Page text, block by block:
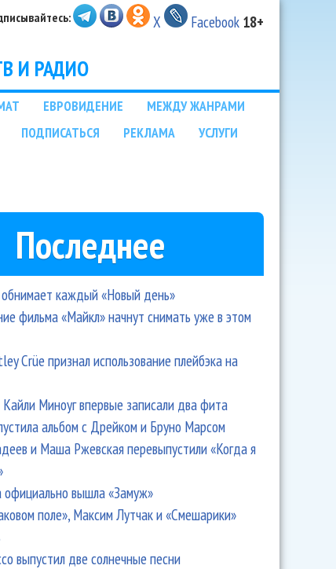
X Facebook 18+
И РАДИО
ЕВРОВИДЕНИЕ
МЕЖДУ ЖАНРАМИ
ПОДПИСАТЬСЯ РЕКЛАМА
УСЛУГИ
Последнее
каждый «Новый день»
фильма «Майкл» начнут снимать уже в этом
Crüe признал использование плейбэка на
Миноуг впервые записали два фита
альбом с Дрейком и Бруно Марсом
и Маша Ржевская перевыпустили «Когда я
официально вышла «Замуж»
поле», Максим Лутчак и «Смешарики»
выпустил две солнечные песни